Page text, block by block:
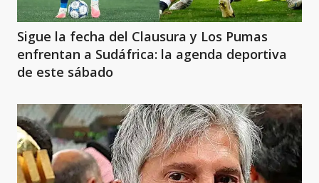
Sigue la fecha del Clausura y Los Pumas
enfrentan a Sudáfrica: la agenda deportiva
de este sábado